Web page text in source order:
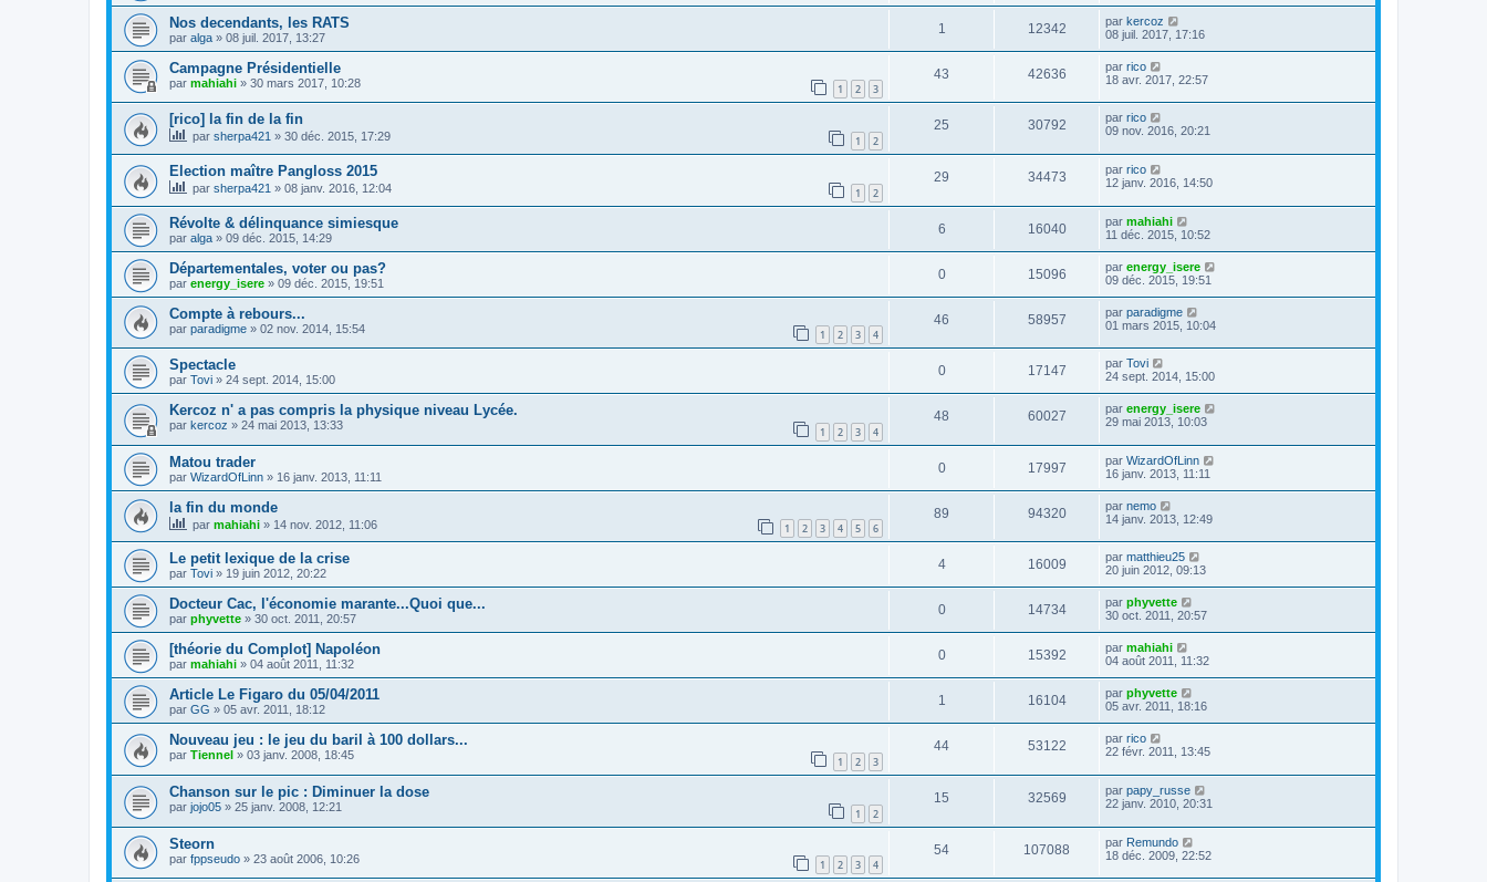
Nos decendants, les RATS
par alga » 08 juil. 2017, 13:27
1 12342 par kercoz
08 juil. 2017, 17:16
Campagne Présidentielle
par mahiahi » 30 mars 2017, 10:28 1 2 3
43 42636 par rico
18 avr. 2017, 22:57
[rico] la fin de la fin
par sherpa421 » 30 déc. 2015, 17:29 1 2
25 30792 par rico
09 nov. 2016, 20:21
Election maître Pangloss 2015
par sherpa421 » 08 janv. 2016, 12:04 1 2
29 34473 par rico
12 janv. 2016, 14:50
Révolte & délinquance simiesque
par alga » 09 déc. 2015, 14:29
6 16040 par mahiahi
11 déc. 2015, 10:52
Départementales, voter ou pas?
par energy_isere » 09 déc. 2015, 19:51
0 15096 par energy_isere
09 déc. 2015, 19:51
Compte à rebours...
par paradigme » 02 nov. 2014, 15:54 1 2 3 4
46 58957 par paradigme
01 mars 2015, 10:04
Spectacle
par Tovi » 24 sept. 2014, 15:00
0 17147 par Tovi
24 sept. 2014, 15:00
Kercoz n' a pas compris la physique niveau Lycée.
par kercoz » 24 mai 2013, 13:33 1 2 3 4
48 60027 par energy_isere
29 mai 2013, 10:03
Matou trader
par WizardOfLinn » 16 janv. 2013, 11:11
0 17997 par WizardOfLinn
16 janv. 2013, 11:11
la fin du monde
par mahiahi » 14 nov. 2012, 11:06 1 2 3 4 5 6
89 94320 par nemo
14 janv. 2013, 12:49
Le petit lexique de la crise
par Tovi » 19 juin 2012, 20:22
4 16009 par matthieu25
20 juin 2012, 09:13
Docteur Cac, l'économie marante...Quoi que...
par phyvette » 30 oct. 2011, 20:57
0 14734 par phyvette
30 oct. 2011, 20:57
[théorie du Complot] Napoléon
par mahiahi » 04 août 2011, 11:32
0 15392 par mahiahi
04 août 2011, 11:32
Article Le Figaro du 05/04/2011
par GG » 05 avr. 2011, 18:12
1 16104 par phyvette
05 avr. 2011, 18:16
Nouveau jeu : le jeu du baril à 100 dollars...
par Tiennel » 03 janv. 2008, 18:45 1 2 3
44 53122 par rico
22 févr. 2011, 13:45
Chanson sur le pic : Diminuer la dose
par jojo05 » 25 janv. 2008, 12:21 1 2
15 32569 par papy_russe
22 janv. 2010, 20:31
Steorn
par fppseudo » 23 août 2006, 10:26 1 2 3 4
54 107088 par Remundo
18 déc. 2009, 22:52